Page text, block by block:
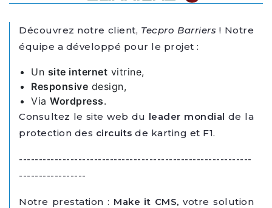
Découvrez notre client, Tecpro Barriers ! Notre
équipe a développé pour le projet :
Un site internet vitrine,
Responsive design,
Via Wordpress.
Consultez le site web du leader mondial de la
protection des circuits de karting et F1.
-----------------------------------------------------------
-----------------
Notre prestation : Make it CMS,votre solution